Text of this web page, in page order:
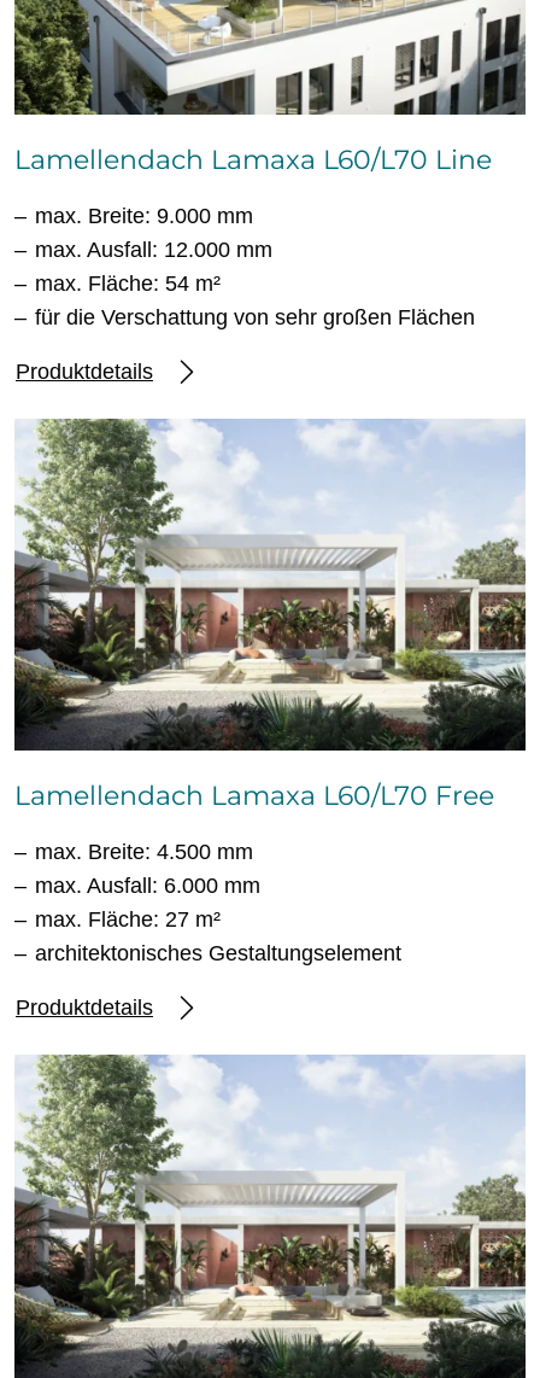
Lamellendach Lamaxa L60/L70 Line
max. Breite: 9.000 mm
max. Ausfall: 12.000 mm
max. Fläche: 54 m²
für die Verschattung von sehr großen Flächen
Produktdetails
Lamellendach Lamaxa L60/L70 Free
max. Breite: 4.500 mm
max. Ausfall: 6.000 mm
max. Fläche: 27 m²
architektonisches Gestaltungselement
Produktdetails